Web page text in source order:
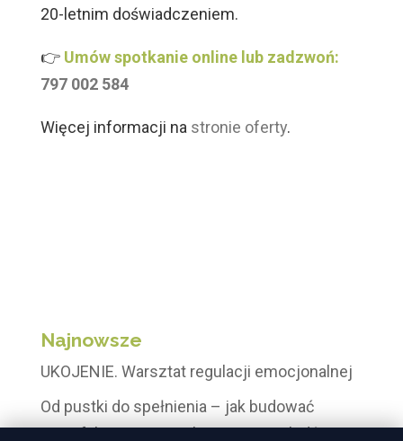
20-letnim doświadczeniem.
👉 Umów spotkanie online lub zadzwoń:
797 002 584
Więcej informacji na stronie oferty.
Najnowsze
UKOJENIE. Warsztat regulacji emocjonalnej
Od pustki do spełnienia – jak budować
satysfakcjonujące relacji z innymi ludźmi